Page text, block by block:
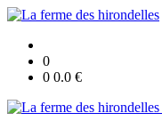
0
0 0.0 €